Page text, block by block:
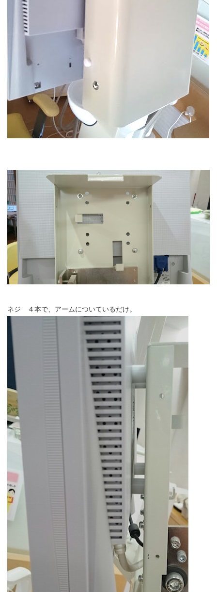
ネジ ４本で、アームについているだけ。